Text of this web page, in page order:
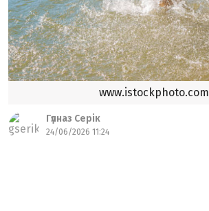
www.istockphoto.com
Гүлназ Серік
24/06/2026 11:24